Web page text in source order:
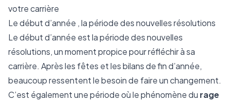
votre carrière
Le début d’année , la période des nouvelles résolutions
Le début d’année est la période des nouvelles
résolutions, un moment propice pour réfléchir à sa
carrière. Après les fêtes et les bilans de fin d’année,
beaucoup ressentent le besoin de faire un changement.
C’est également une période où le phénomène du rage